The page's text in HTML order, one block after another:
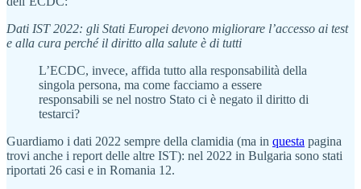
Dati IST 2022: gli Stati Europei devono migliorare l’accesso ai test
e alla cura perché il diritto alla salute è di tutti
L’ECDC, invece, affida tutto alla responsabilità della
singola persona, ma come facciamo a essere
responsabili se nel nostro Stato ci è negato il diritto di
testarci?
Guardiamo i dati 2022 sempre della clamidia (ma in questa pagina
trovi anche i report delle altre IST): nel 2022 in Bulgaria sono stati
riportati 26 casi e in Romania 12.